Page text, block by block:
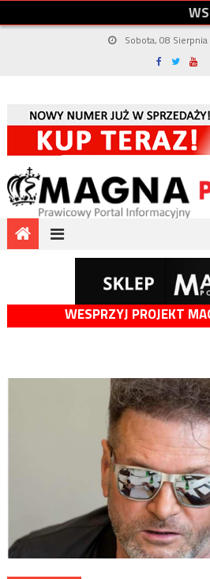
WS
Sobota, 08
WESPRZYJ PROJEKT